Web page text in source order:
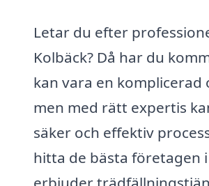
Letar du efter
Kolbäck? Då har du
kan vara en
men med rätt expertis
säker och effektiv
hitta de bästa företagen